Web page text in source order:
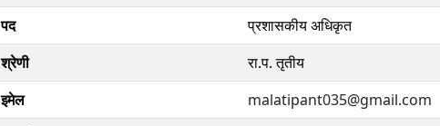
पद
प्रशासकीय अधिकृत
श्रेणी
रा.प. तृतीय
इमेल
malatipant035@gmail.com